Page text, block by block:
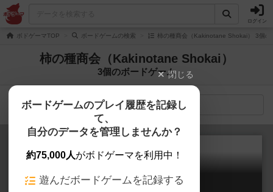
ログイン
ボドゲーマTOP ボードゲームの検索 柿の種商会（Kakinotane Shokai） 3個の
柿の種商会（Kakinotane Shokai）
3個のボードゲーム
検索メニュー
スピードクレイメーカー
閉じる
ボードゲームのプレイ履歴を記録し
て、
自分のデータを管理しませんか？
約75,000人がボドゲーマを利用中！
遊んだボードゲームを記録する